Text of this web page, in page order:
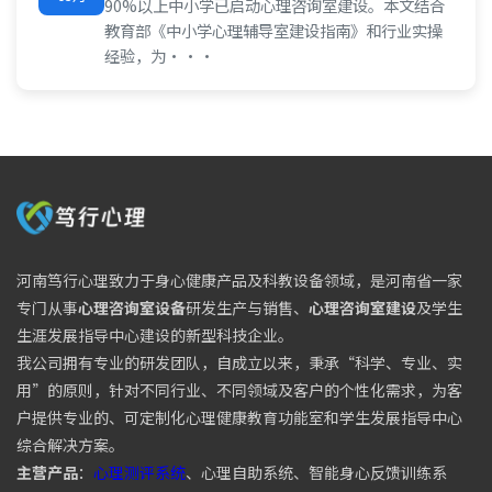
90%以上中小学已启动心理咨询室建设。本文结合
教育部《中小学心理辅导室建设指南》和行业实操
经验，为···
河南笃行心理致力于身心健康产品及科教设备领域，是河南省一家
专门从事心理咨询室设备研发生产与销售、 心理咨询室建设及学生
生涯发展指导中心建设的新型科技企业。
我公司拥有专业的研发团队，自成立以来，秉承“科学、专业、实
用”的原则，针对不同行业、不同领域及客户的个性化需求，为客
户提供专业的、可定制化心理健康教育功能室和学生发展指导中心
综合解决方案。
主营产品： 心理测评系统、心理自助系统、智能身心反馈训练系